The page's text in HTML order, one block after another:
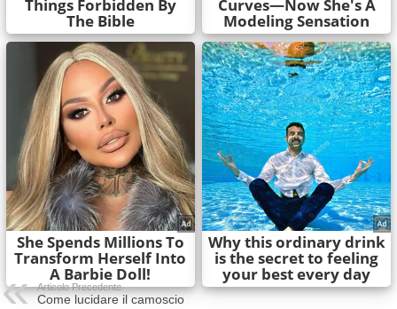
Articolo Precedente
Come lucidare il camoscio